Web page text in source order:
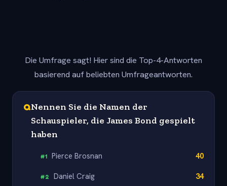
Die Umfrage sagt! Hier sind die Top-4-Antworten
basierend auf beliebten Umfrageantworten.
QNennen Sie die Namen der
Schauspieler, die James Bond gespielt
haben
#1 Pierce Brosnan 40
#2 Daniel Craig 34